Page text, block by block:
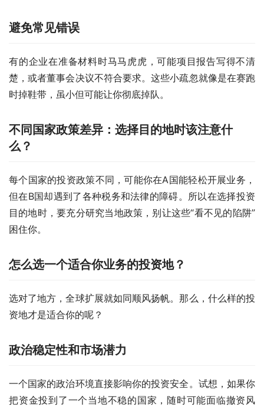
避免常见错误
有的企业在准备材料时马马虎虎，可能项目报告写得不清
楚，或者董事会决议不符合要求。这些小疏忽就像是在赛跑
时掉鞋带，虽小但可能让你彻底掉队。
不同国家政策差异：选择目的地时该注意什
么？
每个国家的投资政策不同，可能你在A国能轻松开展业务，
但在B国却遇到了各种税务和法律的障碍。所以在选择投资
目的地时，要充分研究当地政策，别让这些“看不见的陷阱”
困住你。
怎么选一个适合你业务的投资地？
选对了地方，全球扩展就如同顺风扬帆。那么，什么样的投
资地才是适合你的呢？
政治稳定性和市场潜力
一个国家的政治环境直接影响你的投资安全。试想，如果你
把资金投到了一个当地不稳的国家，随时可能面临撤资风